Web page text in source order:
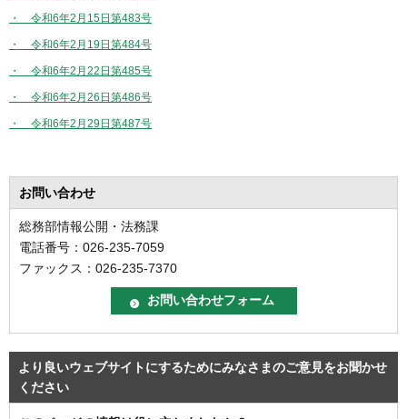
・ 令和6年2月15日第483号
・ 令和6年2月19日第484号
・ 令和6年2月22日第485号
・ 令和6年2月26日第486号
・ 令和6年2月29日第487号
お問い合わせ
総務部情報公開・法務課
電話番号：026-235-7059
ファックス：026-235-7370
より良いウェブサイトにするためにみなさまのご意見をお聞かせ
ください